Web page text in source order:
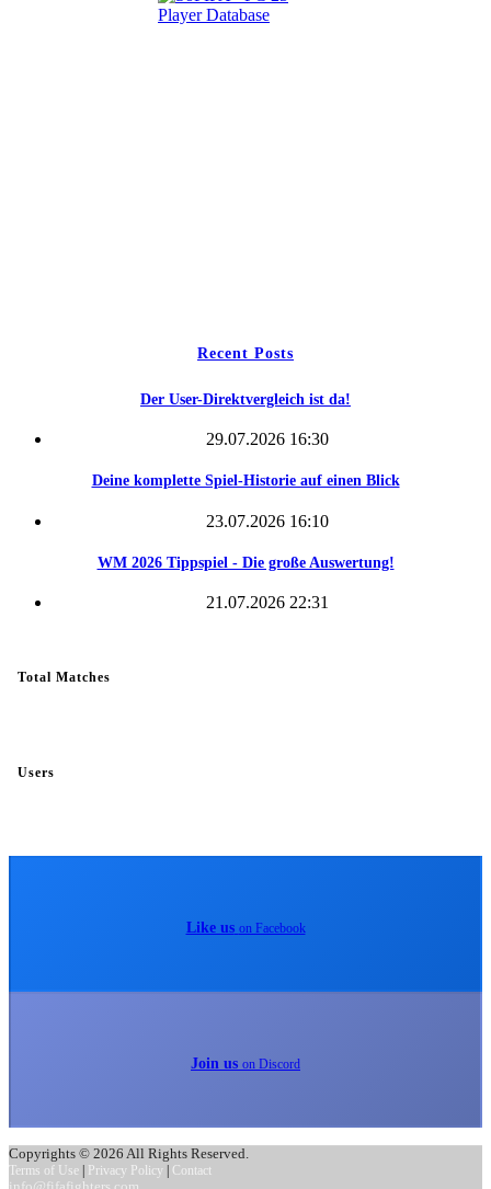
Recent Posts
Der User-Direktvergleich ist da!
29.07.2026 16:30
Deine komplette Spiel-Historie auf einen Blick
23.07.2026 16:10
WM 2026 Tippspiel - Die große Auswertung!
21.07.2026 22:31
Total Matches
Users
Like us on Facebook
Join us on Discord
Copyrights © 2026 All Rights Reserved.
Terms of Use
Privacy Policy
Contact